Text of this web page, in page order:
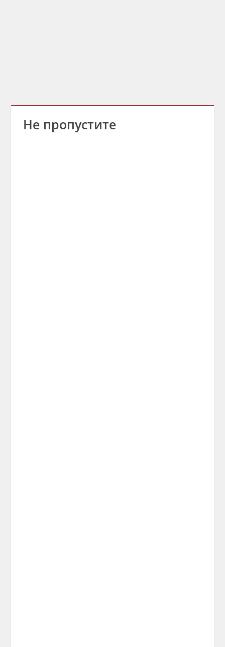
Не пропустите